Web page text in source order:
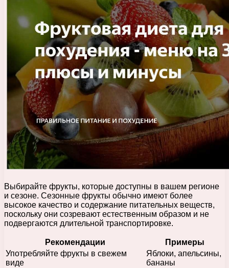
Выбирайте фрукты, которые доступны в вашем регионе
и сезоне. Сезонные фрукты обычно имеют более
высокое качество и содержание питательных веществ,
поскольку они созревают естественным образом и не
подвергаются длительной транспортировке.
Рекомендации
Примеры
Употребляйте фрукты в свежем
виде
Яблоки, апельсины,
бананы